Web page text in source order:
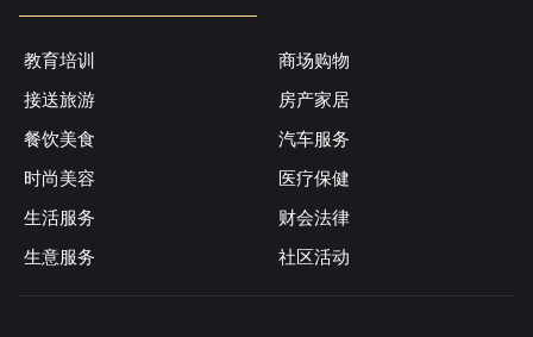
教育培训
商场购物
接送旅游
房产家居
餐饮美食
汽车服务
时尚美容
医疗保健
生活服务
财会法律
生意服务
社区活动